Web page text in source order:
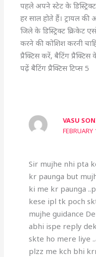
पहले अपने स्टेट के डिस्ट्रिक्ट
हर साल होते हैं। ट्रायल
जिले के डिस्ट्रिक्ट क्रिकेट
करने की कोशिश करनी
प्रैक्टिस करें, बैटिंग
पढ़ें बैटिंग प्रैक्टिस टिप्स 5
VASU
Sir mujhe nhi pta
kr paunga but
ki me kr paunga
kese ipl tk poch
mujhe guidance
abhi ispe reply
skte ho mere liye
plzz me kch bhi